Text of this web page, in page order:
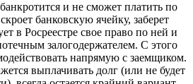
и не сможет платить по
банковскую ячейку, заберет
в Росреестре свое право по ней и
залогодержателем. С этого
напрямую с заемщиком.
выплачивать долг (или не будет